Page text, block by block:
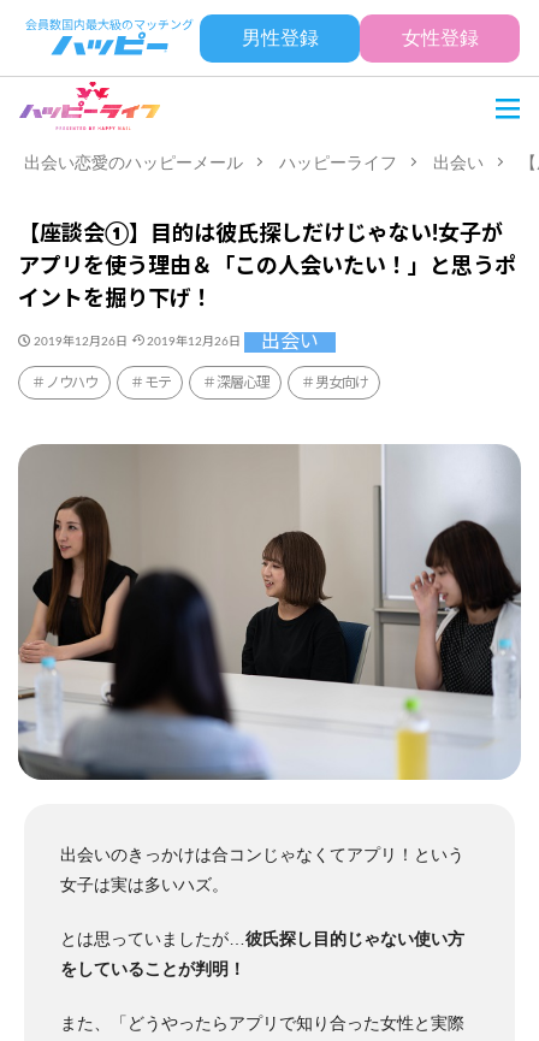
男性登録 女性登録
出会い恋愛のハッピーメール ハッピーライフ 出会い
【座談会①】目的は彼氏探しだけじゃない!女子が
アプリを使う理由＆「この人会いたい！」と思うポ
イントを掘り下げ！
2019年12月26日 2019年12月26日 出会い
ノウハウ モテ 深層心理 男女向け
出会いのきっかけは合コンじゃなくてアプリ！という
女子は実は多いハズ。
とは思っていましたが… 彼氏探し目的じゃない使い方
をしていることが判明！
また、「どうやったらアプリで知り合った女性と実際